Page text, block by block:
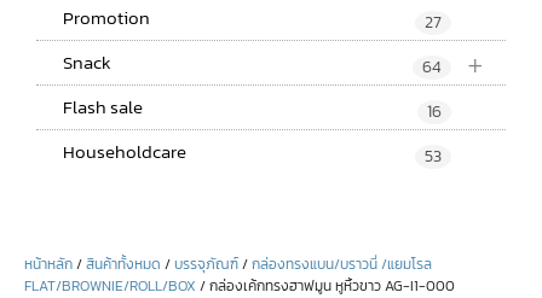
Promotion 27
+
Snack 64
Flash sale 16
Householdcare 53
หน้าหลัก/สินค้าทั้งหมด /บรรจุภัณฑ์/กล่องทรงแบน/บราวนี่ /แยมโรล
FLAT/BROWNIE/ROLL/BOX / กล่องเค้กทรงฮาฟมูน หูหิ้วขาว AG-I1-000